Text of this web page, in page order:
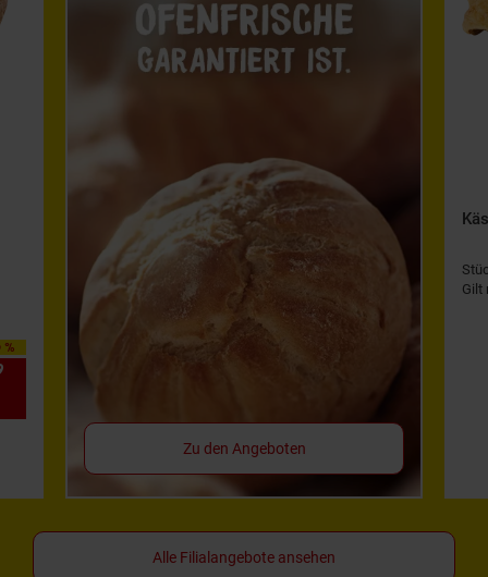
%
Zu den Angeboten
Gilt
Alle Filialangebote ansehen